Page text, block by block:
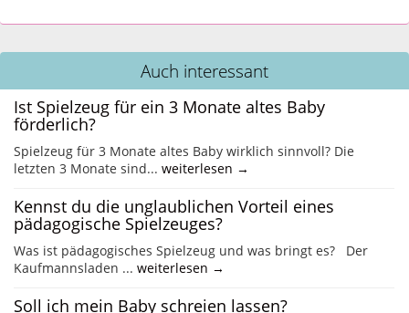
Auch interessant
Ist Spielzeug für ein 3 Monate altes Baby
förderlich?
Spielzeug für 3 Monate altes Baby wirklich sinnvoll? Die
letzten 3 Monate sind... weiterlesen →
Kennst du die unglaublichen Vorteil eines
pädagogische Spielzeuges?
Was ist pädagogisches Spielzeug und was bringt es? Der
Kaufmannsladen ... weiterlesen →
Soll ich mein Baby schreien lassen?